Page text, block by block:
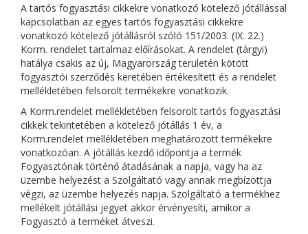
A tartós fogyasztási cikkekre vonatkozó kötelező jótállással
kapcsolatban az egyes tartós fogyasztási cikkekre
vonatkozó kötelező jótállásról szóló 151/2003. (IX. 22.)
Korm. rendelet tartalmaz előírásokat. A rendelet (tárgyi)
hatálya csakis az új, Magyarország területén kötött
fogyasztói szerződés keretében értékesített és a rendelet
mellékletében felsorolt termékekre vonatkozik.
A Korm.rendelet mellékletében felsorolt tartós fogyasztási
cikkek tekintetében a kötelező jótállás 1 év, a
Korm.rendelet mellékletében meghatározott termékekre
vonatkozóan. A jótállás kezdő időpontja a termék
Fogyasztónak történő átadásának a napja, vagy ha az
üzembe helyezést a Szolgáltató vagy annak megbízottja
végzi, az üzembe helyezés napja. Szolgáltató a termékhez
mellékelt jótállási jegyet akkor érvényesíti, amikor a
Fogyasztó a terméket átveszi.